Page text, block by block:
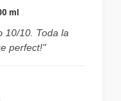
ml
10/10. Toda la
perfect!"